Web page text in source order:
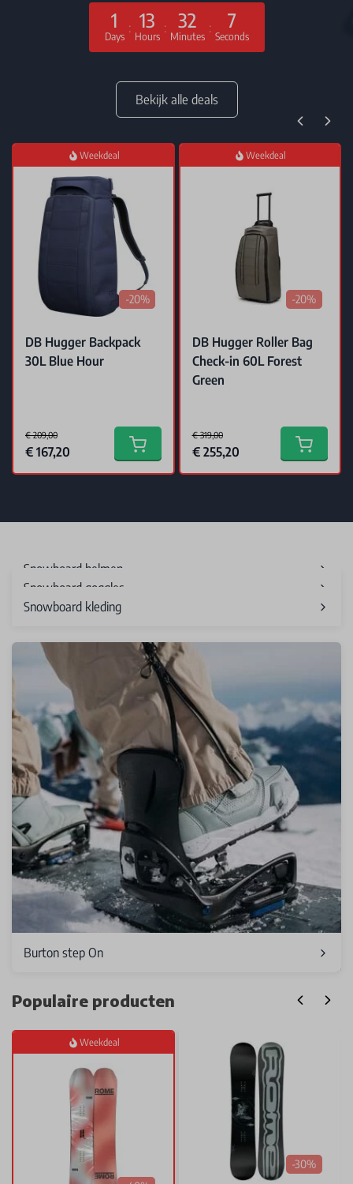
1
Days
: 13
Hours
: 32
Minutes
: 7
Seconds
Bekijk alle deals
Weekdeal
-20%
DB Hugger Backpack
30L Blue Hour
€ 209,00
Special Price
€ 167,20 Add to cart
Weekdeal
-20%
DB Hugger Roller Bag
Check-in 60L Forest
Green
€ 319,00
Special Price
€ 255,20 Add to
Snowboard helmen
Snowboard goggles
Snowboard kleding
Burton step On
Populaire producten
Weekdeal
-30%